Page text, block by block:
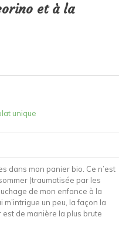
et à la
unique
dans mon panier bio. Ce n’est
(traumatisée par les
de mon enfance à la
un peu, la façon la
de manière la plus brute